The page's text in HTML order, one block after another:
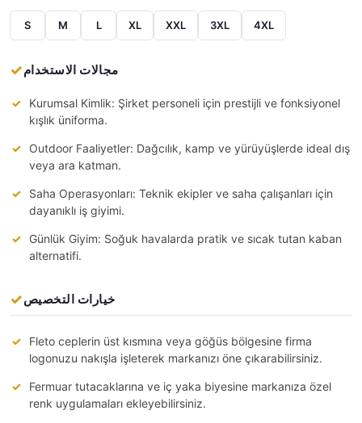
S M L XL XXL 3XL 4XL
مجالات الاستخدام
Kurumsal Kimlik: Şirket personeli için prestijli ve fonksiyonel
kışlık üniforma.
Outdoor Faaliyetler: Dağcılık, kamp ve yürüyüşlerde ideal dış
veya ara katman.
Saha Operasyonları: Teknik ekipler ve saha çalışanları için
dayanıklı iş giyimi.
Günlük Giyim: Soğuk havalarda pratik ve sıcak tutan kaban
alternatifi.
خيارات التخصيص
Fleto ceplerin üst kısmına veya göğüs bölgesine firma
logonuzu nakışla işleterek markanızı öne çıkarabilirsiniz.
Fermuar tutacaklarına ve iç yaka biyesine markanıza özel
renk uygulamaları ekleyebilirsiniz.